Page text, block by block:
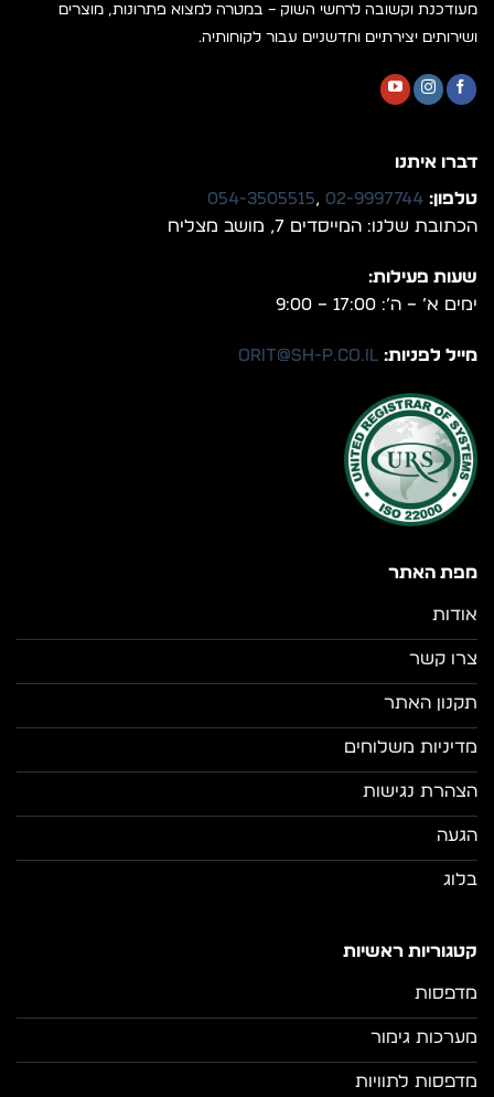
מעודכנת וקשובה לרחשי השוק – במטרה למצוא פתרונות, מוצרים
ושירותים יצירתיים וחדשניים עבור לקוחותיה.
מפת האתר
אודות
צרו קשר
תקנון האתר
מדיניות משלוחים
הצהרת נגישות
הגעה
בלוג
קטגוריות ראשיות
מדפסות
מערכות גימור
מדפסות לתוויות
דברו איתנו
טלפון: 02-9997744
,
054-3505515
הכתובת שלנו: המייסדים 7, מושב מצליח
שעות פעילות:
ימים א’ – ה’: 17:00 – 9:00
מייל לפניות: orit@sh-p.co.il